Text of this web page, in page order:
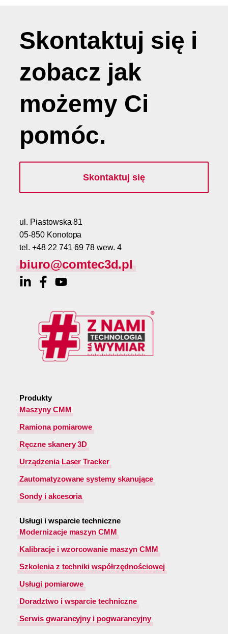
Skontaktuj się i
zobacz jak
możemy Ci
pomóc.
Skontaktuj się
ul. Piastowska 81
05-850 Konotopa
tel. +48 22 741 69 78 wew. 4
biuro@comtec3d.pl
Produkty
Maszyny CMM
Ramiona pomiarowe
Ręczne skanery 3D
Urządzenia Laser Tracker
Zautomatyzowane systemy skanujące
Sondy i akcesoria
Usługi i wsparcie techniczne
Modernizacje maszyn CMM
Kalibracje i wzorcowanie maszyn CMM
Szkolenia z techniki współrzędnościowej
Usługi pomiarowe
Doradztwo i wsparcie techniczne
Serwis gwarancyjny i pogwarancyjny